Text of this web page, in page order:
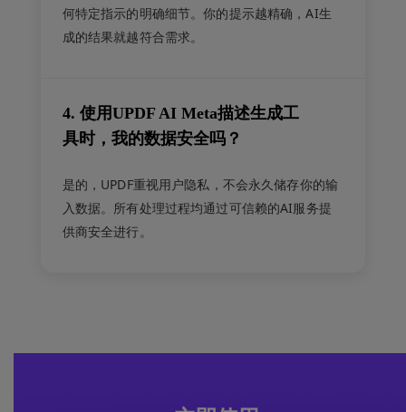
何特定指示的明确细节。你的提示越精确，AI生
成的结果就越符合需求。
4. 使用UPDF AI Meta描述生成工
具时，我的数据安全吗？
是的，UPDF重视用户隐私，不会永久储存你的输
入数据。所有处理过程均通过可信赖的AI服务提
供商安全进行。